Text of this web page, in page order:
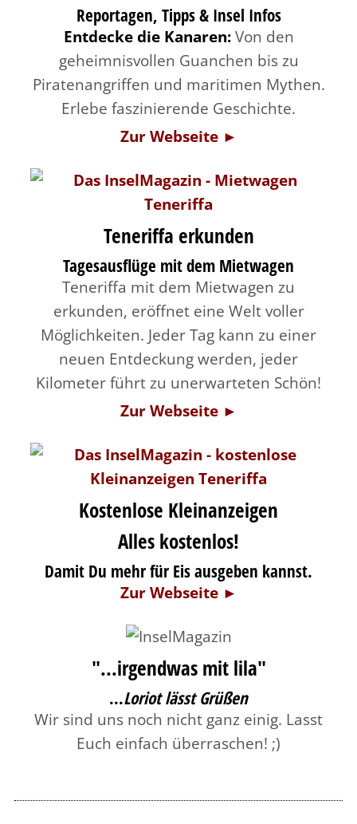
Reportagen, Tipps & Insel Infos
Entdecke die Kanaren:Von den
geheimnisvollen Guanchen bis zu
Piratenangriffen und maritimen Mythen.
Erlebe faszinierende Geschichte.
Zur Webseite ►
Teneriffa erkunden
Tagesausflüge mit dem Mietwagen
Teneriffa mit dem Mietwagen zu
erkunden, eröffnet eine Welt voller
Möglichkeiten. Jeder Tag kann zu einer
neuen Entdeckung werden, jeder
Kilometer führt zu unerwarteten Schön!
Zur Webseite ►
Kostenlose Kleinanzeigen
Alles kostenlos!
Damit Du mehr für Eis ausgeben kannst.
Zur Webseite ►
"...irgendwas mit lila"
...Loriot lässt Grüßen
Wir sind uns noch nicht ganz einig. Lasst
Euch einfach überraschen! ;)